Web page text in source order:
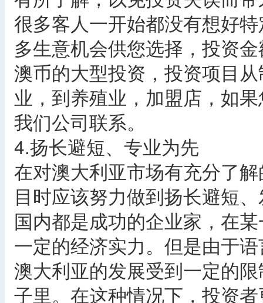
很多客人一开始都没有想好
多生意机会供您选择，投资
澳币的大型投资，投资项目
业，到养殖业，加盟店，如
我们公司联系。
4.扬长避短、专业为先
在对澳大利亚市场有充分了
目时应该努力做到扬长避短
国内都是成功的企业家，在
一定的经济实力。但是由于
澳大利亚的发展受到一定的
子里。在这种情况下，投资